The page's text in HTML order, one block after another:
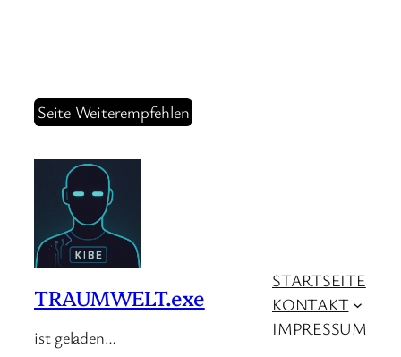
Seite Weiterempfehlen
TRAUMWELT.exe
ist geladen…
STARTSEITE
KONTAKT
IMPRESSUM